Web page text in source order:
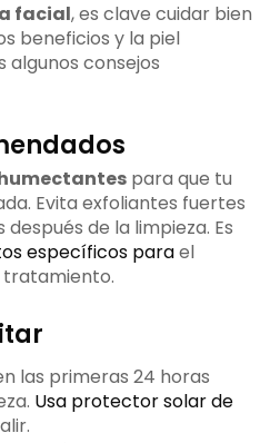
facial, es clave cuidar bien
beneficios y la piel
algunos consejos
para que tu
Evita exfoliantes fuertes
de la limpieza. Es
específicos parael
tratamiento.
las primeras 24 horas
Usa protector solar de